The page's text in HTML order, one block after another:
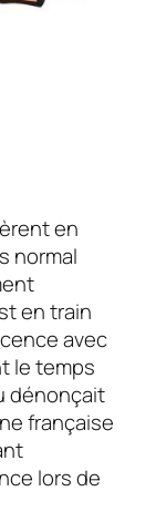
en
normal
en train
avec
le temps
dénonçait
française
lors de